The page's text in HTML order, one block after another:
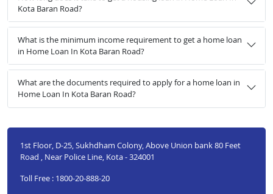
Kota Baran Road?
What is the minimum income requirement to get a home loan
in Home Loan In Kota Baran Road?
What are the documents required to apply for a home loan in
Home Loan In Kota Baran Road?
1st Floor, D-25, Sukhdham Colony, Above Union bank 80 Feet
Road , Near Police Line, Kota - 324001
Toll Free : 1800-20-888-20